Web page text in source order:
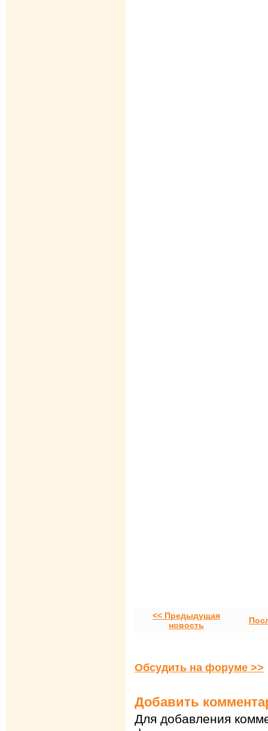
<< Предыдущая
новость
Обсудить на форуме >>
Добавить
Для добавления